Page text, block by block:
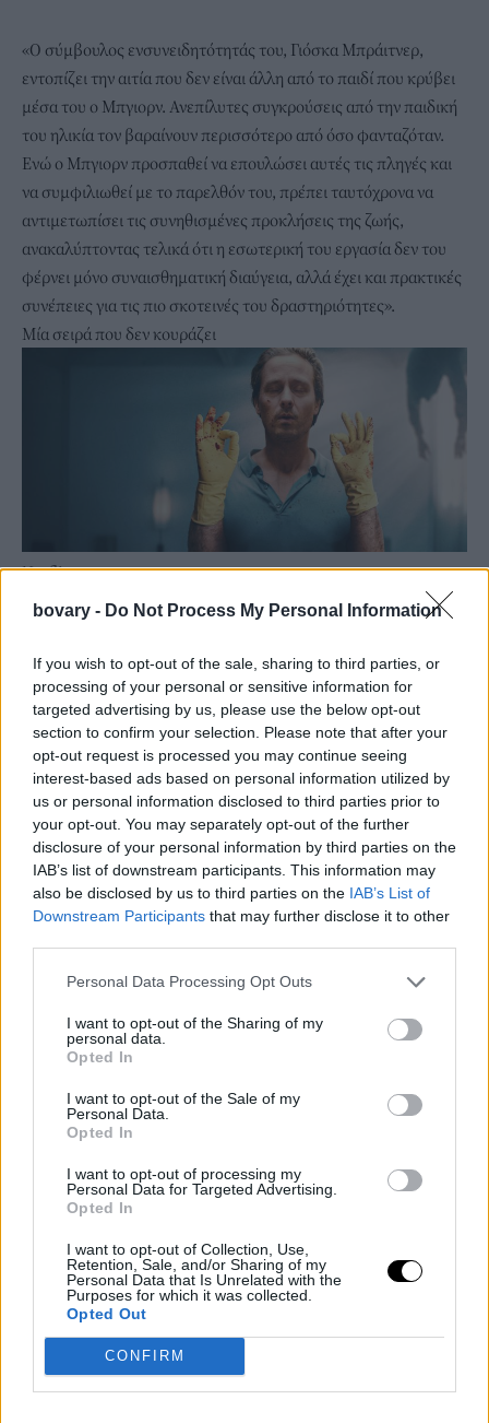
bovary - Do Not Process My Personal Information
If you wish to opt-out of the sale, sharing to third parties, or
processing of your personal or sensitive information for
targeted advertising by us, please use the below opt-out
section to confirm your selection. Please note that after your
opt-out request is processed you may continue seeing
interest-based ads based on personal information utilized by
us or personal information disclosed to third parties prior to
your opt-out. You may separately opt-out of the further
disclosure of your personal information by third parties on the
IAB’s list of downstream participants. This information may
also be disclosed by us to third parties on the IAB’s List of
Downstream Participants that may further disclose it to other
Personal Data Processing Opt Outs
I want to opt-out of the Sharing of my
personal data.
Opted In
I want to opt-out of the Sale of my
Personal Data.
Opted In
I want to opt-out of processing my
Personal Data for Targeted Advertising.
Opted In
I want to opt-out of Collection, Use,
Retention, Sale, and/or Sharing of my
Personal Data that Is Unrelated with the
Purposes for which it was collected.
Opted Out
CONFIRM
«Ο σύμβουλος ενσυνειδητότητάς του, Γιόσκα Μπράιτνερ,
εντοπίζει την αιτία που δεν είναι άλλη από το παιδί που κρύβει
μέσα του ο Μπγιορν. Ανεπίλυτες συγκρούσεις από την παιδική
του ηλικία τον βαραίνουν περισσότερο από όσο φανταζόταν.
Ενώ ο Μπγιορν προσπαθεί να επουλώσει αυτές τις πληγές και
να συμφιλιωθεί με το παρελθόν του, πρέπει ταυτόχρονα να
αντιμετωπίσει τις συνηθισμένες προκλήσεις της ζωής,
ανακαλύπτοντας τελικά ότι η εσωτερική του εργασία δεν του
φέρνει μόνο συναισθηματική διαύγεια, αλλά έχει και πρακτικές
συνέπειες για τις πιο σκοτεινές του δραστηριότητες».
Μία σειρά που δεν κουράζει
Netflix
Πριν από λίγες μέρες κυκλοφόρησε στο Netflix και η δεύτερη
διαρκούν περίπου μισή ώρα το καθένα. Το ίδιο ισχύει και για την
πρώτη σεζόν με αποτέλεσμα να προχωρούν γρήγορα οι
εξελίξεις και τα επεισόδια και να μην βαριόμαστε. Κάθε
επεισόδιο συνδυάζει την αγωνία ενός αστυνομικού θρίλερ με το
έξυπνο, σκοτεινό χιούμορ, σατιρίζοντας παράλληλα τη
σύγχρονη εμμονή που παρατηρείται στην κοινωνία γύρω από το
self-help και το wellness.